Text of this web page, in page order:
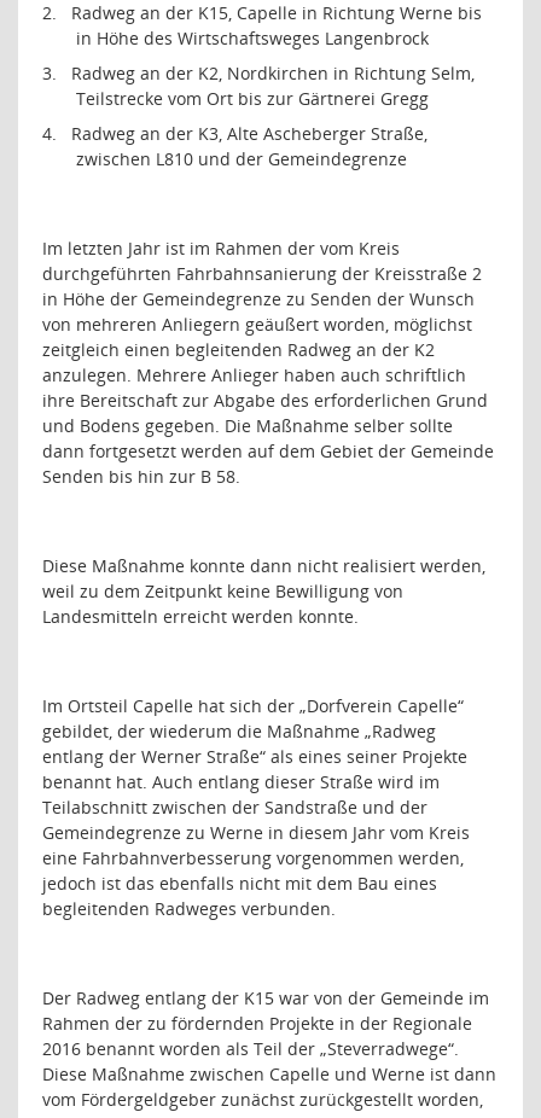
2.
Radweg an der K15, Capelle in Richtung Werne bis
in Höhe des Wirtschaftsweges Langenbrock
3.
Radweg an der K2, Nordkirchen in Richtung Selm,
Teilstrecke vom Ort bis zur Gärtnerei Gregg
4.
Radweg an der K3, Alte Ascheberger Straße,
zwischen L810 und der Gemeindegrenze
Im letzten Jahr ist im Rahmen der vom Kreis
durchgeführten Fahrbahnsanierung der Kreisstraße 2
in Höhe der Gemeindegrenze zu Senden der Wunsch
von mehreren Anliegern geäußert worden, möglichst
zeitgleich einen begleitenden Radweg an der K2
anzulegen. Mehrere Anlieger haben auch schriftlich
ihre Bereitschaft zur Abgabe des erforderlichen Grund
und Bodens gegeben. Die Maßnahme selber sollte
dann fortgesetzt werden auf dem Gebiet der Gemeinde
Senden bis hin zur B 58.
Diese Maßnahme konnte dann nicht realisiert werden,
weil zu dem Zeitpunkt keine Bewilligung von
Landesmitteln erreicht werden konnte.
Im Ortsteil Capelle hat sich der „Dorfverein Capelle“
gebildet, der wiederum die Maßnahme „Radweg
entlang der Werner Straße“ als eines seiner Projekte
benannt hat. Auch entlang dieser Straße wird im
Teilabschnitt zwischen der Sandstraße und der
Gemeindegrenze zu Werne in diesem Jahr vom Kreis
eine Fahrbahnverbesserung vorgenommen werden,
jedoch ist das ebenfalls nicht mit dem Bau eines
begleitenden Radweges verbunden.
Der Radweg entlang der K15 war von der Gemeinde im
Rahmen der zu fördernden Projekte in der Regionale
2016 benannt worden als Teil der „Steverradwege“.
Diese Maßnahme zwischen Capelle und Werne ist dann
vom Fördergeldgeber zunächst zurückgestellt worden,